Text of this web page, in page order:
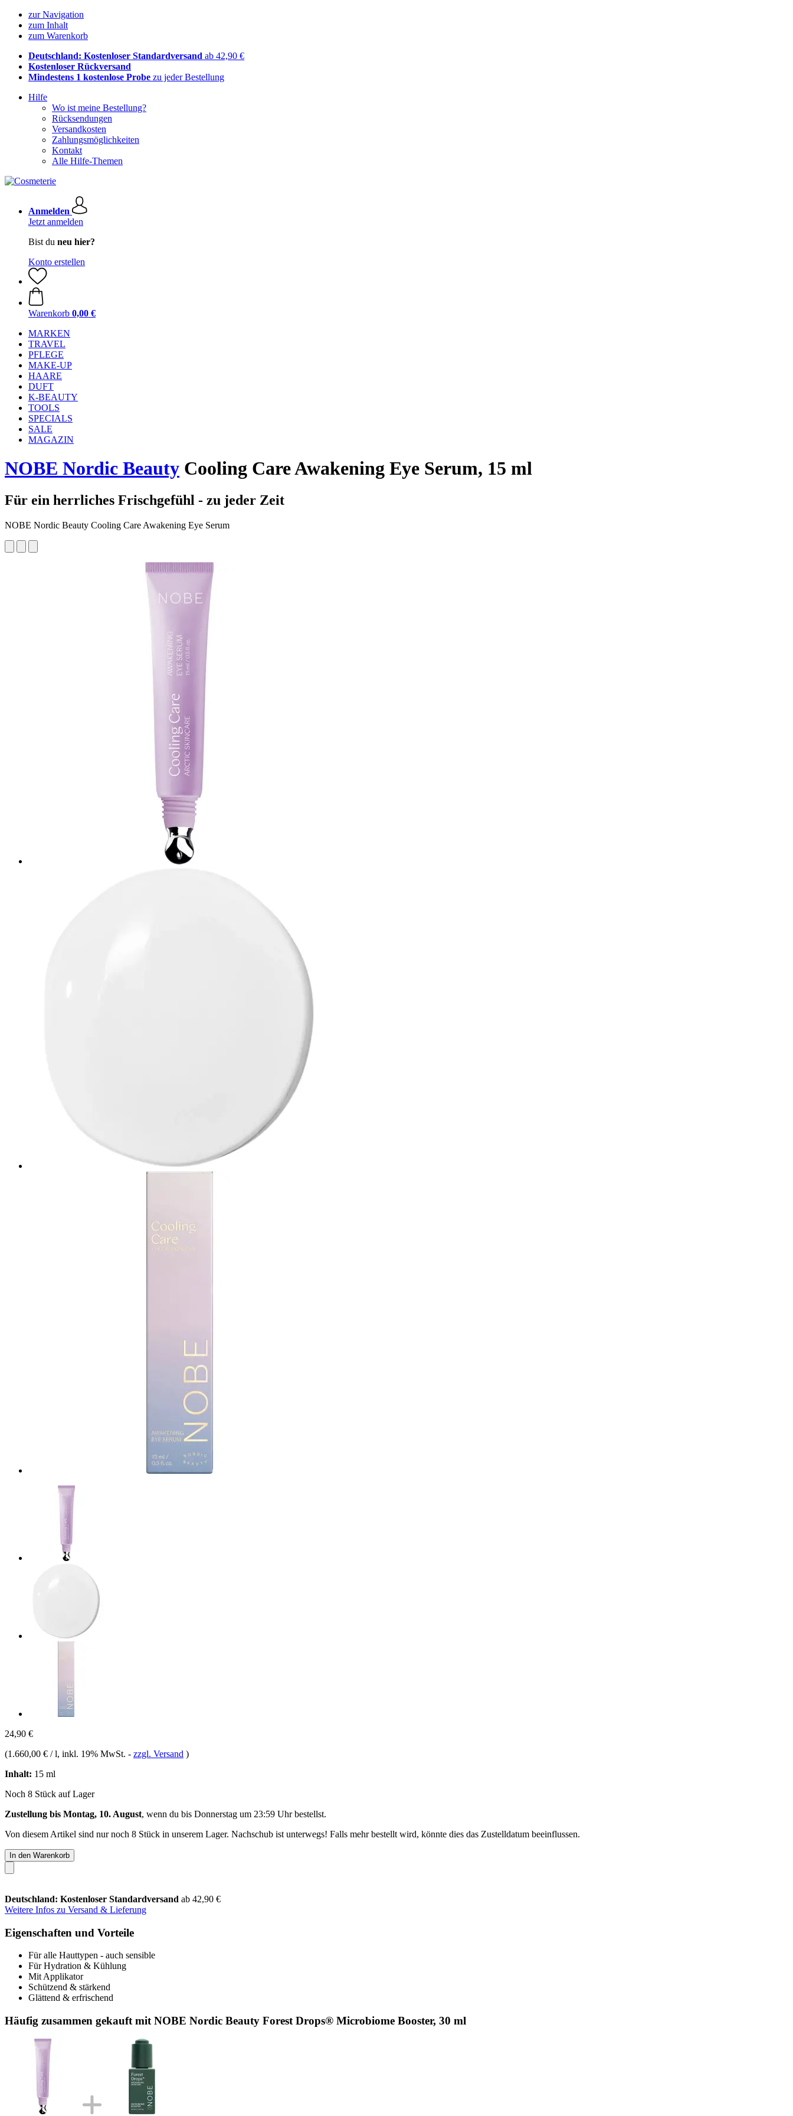
zur Navigation
zum Inhalt
zum Warenkorb
Deutschland: Kostenloser Standardversand ab 42,90 €
Kostenloser Rückversand
Mindestens 1 kostenlose Probe zu jeder Bestellung
Hilfe
Wo ist meine Bestellung?
Rücksendungen
Versandkosten
Zahlungsmöglichkeiten
Kontakt
Alle Hilfe-Themen
Anmelden
Jetzt anmelden
Bist du neu hier?
Konto erstellen
Warenkorb 0,00 €
MARKEN
TRAVEL
PFLEGE
MAKE-UP
HAARE
DUFT
K-BEAUTY
TOOLS
SPECIALS
SALE
MAGAZIN
NOBE Nordic Beauty Cooling Care Awakening Eye Serum, 15 ml
Für ein herrliches Frischgefühl - zu jeder Zeit
NOBE Nordic Beauty Cooling Care Awakening Eye Serum
24,90 €
(1.660,00 € / l, inkl. 19% MwSt. - zzgl. Versand )
Inhalt: 15 ml
Noch 8 Stück auf Lager
Zustellung bis Montag, 10. August, wenn du bis Donnerstag um 23:59 Uhrbestellst.
Von diesem Artikel sind nur noch 8 Stück in unserem Lager. Nachschub ist unterwegs! Falls mehr bestellt wird, könnte dies das Zustelldatum beeinflussen.
In den Warenkorb
Deutschland: Kostenloser Standardversand ab 42,90 €
Weitere Infos zu Versand & Lieferung
Eigenschaften und Vorteile
Für alle Hauttypen - auch sensible
Für Hydration & Kühlung
Mit Applikator
Schützend & stärkend
Glättend & erfrischend
Häufig zusammen gekauft mit NOBE Nordic Beauty Forest Drops® Microbiome Booster, 30 ml